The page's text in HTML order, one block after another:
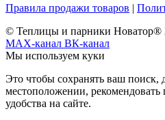
Правила продажи товаров |
© Теплицы и парники Новатор®
MAX-канал ВК-канал
Мы используем куки
Это чтобы сохранять ваш поиск,
местоположении, рекомендовать
удобства на сайте.